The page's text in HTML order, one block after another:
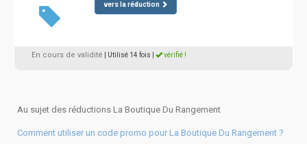
vers la réduction
En cours de validité | Utilisé 14 fois vérifié !
Au sujet des réductions La Boutique Du Rangement
Comment utiliser un code promo pour La Boutique Du Rangement ?